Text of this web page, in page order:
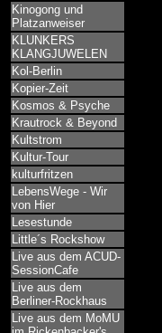
Kinogong und
Platzanweiser
KLUNKERS
KLANGJUWELEN
Kol-Berlin
Kopier-Zeit
Kosmos & Psyche
Krautrock & Beyond
Kultstrom
Kultur-Tour
kulturfritzen
LebensWege - Wir
von Hier
Lesestunde
Little´s Rockshow
Live aus dem ACUD-
SessionCafe
Live aus dem
Berliner-Rockhaus
Live aus dem MoMU